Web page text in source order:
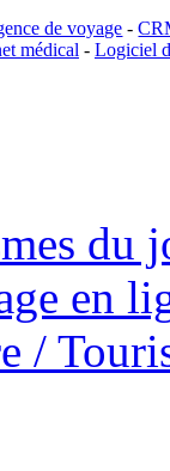
de voyage -
médical- Logiciel
du
en
/